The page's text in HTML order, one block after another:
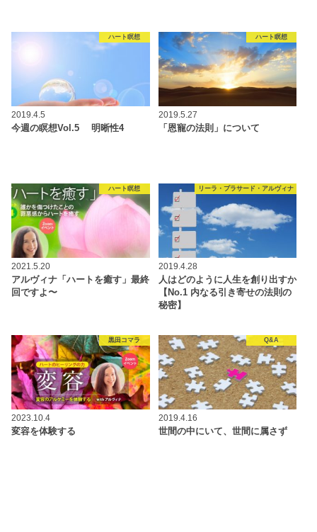
ハート瞑想
2019.4.5
今週の瞑想Vol.5 明晰性4
ハート瞑想
2019.5.27
「恩寵の法則」について
ハート瞑想
2021.5.20
アルヴィナ「ハートを癒す」最終
回ですよ〜
リーラ・プラサード・アルヴィナ
2019.4.28
人はどのように人生を創り出すか
【No.1 内なる引き寄せの法則の
秘密】
黒田コマラ
2023.10.4
変容を体験する
Q&A
2019.4.16
世間の中にいて、世間に属さず